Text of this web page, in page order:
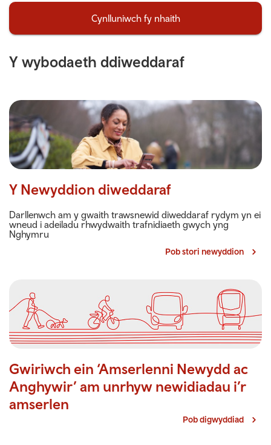
Cynlluniwch fy nhaith
Y wybodaeth ddiweddaraf
Y Newyddion diweddaraf
Darllenwch am y gwaith trawsnewid diweddaraf rydym yn ei
wneud i adeiladu rhwydwaith trafnidiaeth gwych yng
Nghymru
Pob stori newyddion >
Gwiriwch ein ‘Amserlenni Newydd ac
Anghywir’ am unrhyw newidiadau i’r
amserlen
Pob digwyddiad >